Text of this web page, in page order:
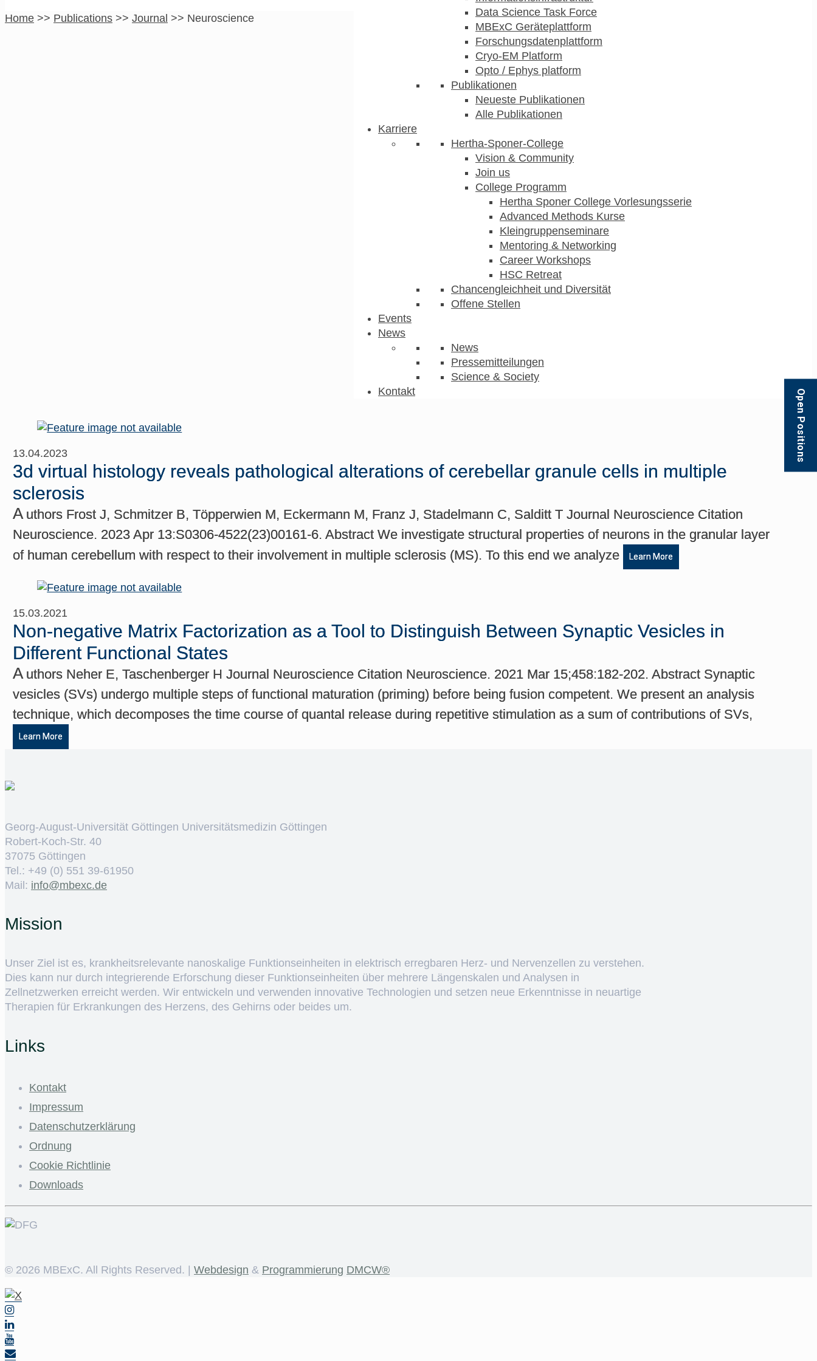
Data Science Task Force
MBExC Geräteplattform
Forschungsdatenplattform
Cryo-EM Platform
Opto / Ephys platform
Publikationen
Neueste Publikationen
Alle Publikationen
Karriere
Hertha-Sponer-College
Vision & Community
Join us
College Programm
Hertha Sponer College Vorlesungsserie
Advanced Methods Kurse
Kleingruppenseminare
Mentoring & Networking
Career Workshops
HSC Retreat
Chancengleichheit und Diversität
Offene Stellen
Events
News
News
Pressemitteilungen
Science & Society
Kontakt
Home >> Publications >> Journal >> Neuroscience
13.04.2023
3d virtual histology reveals pathological alterations of cerebellar granule cells in multiple
sclerosis
A uthors Frost J, Schmitzer B, Töpperwien M, Eckermann M, Franz J, Stadelmann C, Salditt T Journal Neuroscience Citation
Neuroscience. 2023 Apr 13:S0306-4522(23)00161-6. Abstract We investigate structural properties of neurons in the granular layer
of human cerebellum with respect to their involvement in multiple sclerosis (MS). To this end we analyze
Learn More
15.03.2021
Non-negative Matrix Factorization as a Tool to Distinguish Between Synaptic Vesicles in
Different Functional States
A uthors Neher E, Taschenberger H Journal Neuroscience Citation Neuroscience. 2021 Mar 15;458:182-202. Abstract Synaptic
vesicles (SVs) undergo multiple steps of functional maturation (priming) before being fusion competent. We present an analysis
technique, which decomposes the time course of quantal release during repetitive stimulation as a sum of contributions of SVs,
Learn More
Georg-August-Universität Göttingen Universitätsmedizin Göttingen
Robert-Koch-Str. 40
37075 Göttingen
Tel.: +49 (0) 551 39-61950
Mail: ed.cxebm@ofni
Mission
Unser Ziel ist es, krankheitsrelevante nanoskalige Funktionseinheiten in elektrisch erregbaren Herz- und Nervenzellen zu verstehen.
Dies kann nur durch integrierende Erforschung dieser Funktionseinheiten über mehrere Längenskalen und Analysen in
Zellnetzwerken erreicht werden. Wir entwickeln und verwenden innovative Technologien und setzen neue Erkenntnisse in neuartige
Therapien für Erkrankungen des Herzens, des Gehirns oder beides um.
Links
Kontakt
Impressum
Datenschutzerklärung
Ordnung
Cookie Richtlinie
Downloads
© 2026 MBExC. All Rights Reserved. | Webdesign & Programmierung DMCW®
Open Positions